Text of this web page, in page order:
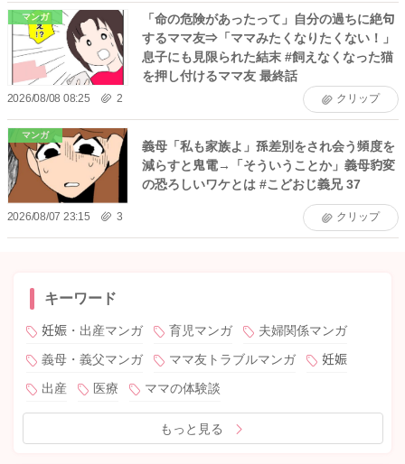
マンガ
「命の危険があったって」自分の過ちに絶句
するママ友⇒「ママみたくなりたくない！」
息子にも見限られた結末 #飼えなくなった猫
を押し付けるママ友 最終話
2026/08/08 08:25 2 クリップ
マンガ
義母「私も家族よ」孫差別をされ会う頻度を
減らすと鬼電→「そういうことか」義母豹変
の恐ろしいワケとは #こどおじ義兄 37
2026/08/07 23:15 3 クリップ
キーワード
妊娠・出産マンガ 育児マンガ
夫婦関係マンガ
義母・義父マンガ
ママ友トラブルマンガ
妊娠
出産
医療 ママの体験談
もっと見る